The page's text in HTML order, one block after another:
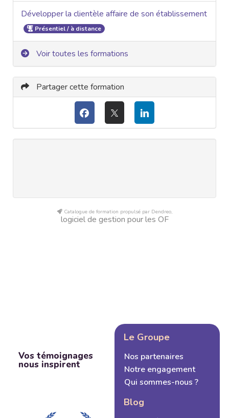
Développer la clientèle affaire de son établissement
Présentiel / à distance
Voir toutes les formations
Partager cette formation
Catalogue de formation propulsé par Dendreo,
logiciel de gestion pour les OF
Vos témoignages
nous inspirent
Le Groupe
Nos partenaires
Notre engagement
Qui sommes-nous ?
Blog